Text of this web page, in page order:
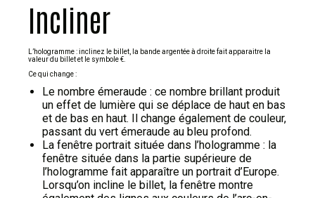
Incliner
L’hologramme : inclinez le billet, la bande argentée à droite fait apparaitre la
valeur du billet et le symbole €.
Ce qui change :
Le nombre émeraude : ce nombre brillant produit
un effet de lumière qui se déplace de haut en bas
et de bas en haut. Il change également de couleur,
passant du vert émeraude au bleu profond.
La fenêtre portrait située dans l’hologramme : la
fenêtre située dans la partie supérieure de
l’hologramme fait apparaître un portrait d’Europe.
Lorsqu’on incline le billet, la fenêtre montre